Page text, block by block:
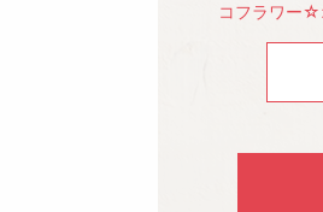
コフラワー